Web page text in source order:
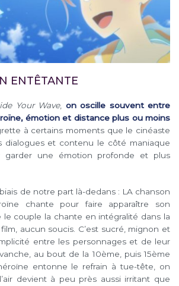
ENTÊTANTE
Your Wave, on oscille souvent entre
émotion et distance plus ou moins
à certains moments que le cinéaste
dialogues et contenu le côté maniaque
une émotion profonde et plus
de notre part là-dedans : LA chanson
chante pour faire apparaître son
le couple la chante en intégralité dans la
aucun soucis. C’est sucré, mignon et
entre les personnages et de leur
au bout de la 10ème, puis 15ème
entonne le refrain à tue-tête, on
devient à peu près aussi irritant que